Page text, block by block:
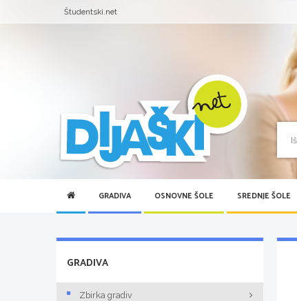
Študentski.net
GRADIVA OSNOVNE ŠOLE SREDNJE ŠOLE
GRADIVA
Zbirka gradiv